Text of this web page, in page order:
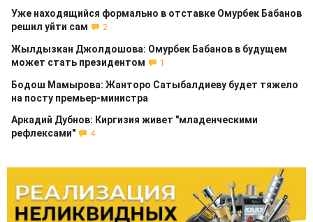
Уже находящийся формально в отставке Омурбек Бабанов
решил уйти сам
2
Жылдызкан Джолдошова: Омурбек Бабанов в будущем
может стать президентом
1
Бодош Мамырова: Жанторо Сатыбалдиеву будет тяжело
на посту премьер-министра
Аркадий Дубнов: Киргизия живет "младенческими
рефлексами"
4